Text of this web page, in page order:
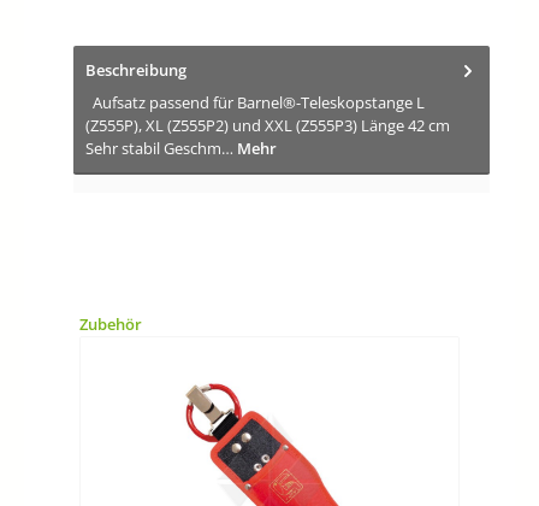
Beschreibung
Aufsatz passend für Barnel®-Teleskopstange L
(Z555P), XL (Z555P2) und XXL (Z555P3) Länge 42 cm
Sehr stabil Geschm… Mehr
Produktgalerie überspringen
Zubehör